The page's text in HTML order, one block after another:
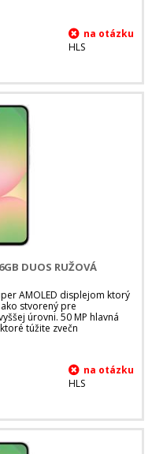
HLS
DUOS RUŽOVÁ
AMOLED displejom ktorý
stvorený pre
úrovni. 50 MP hlavná
túžite zvečn
HLS